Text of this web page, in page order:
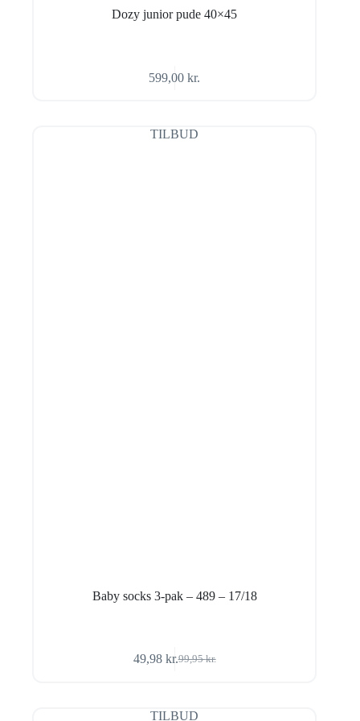
Dozy junior pude 40×45
599,00kr.
TILBUD
Baby socks 3-pak – 489 – 17/18
99,95kr.
Den
var:
49,98 kr.Den
er:
TILBUD